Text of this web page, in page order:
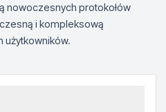
nowoczesnych protokołów
i kompleksową
użytkowników.